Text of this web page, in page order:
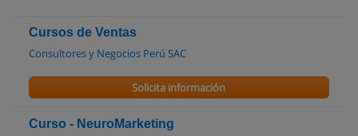
Cursos de Ventas
Consultores y Negocios Perú SAC
Solicita información
Curso - NeuroMarketing